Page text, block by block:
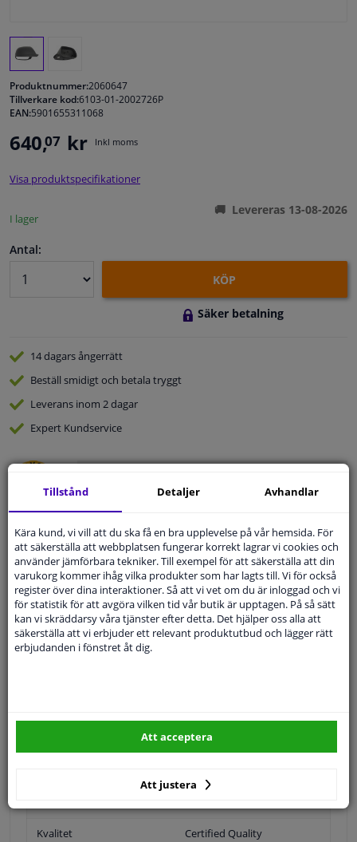
Fönster & Tillbehör
Bilvård & Tillbehör
Sensorer & Elsystem
Produktnummer:2060647
Tillverkare kod:6103-01-2002726P
EAN:5901655311068
640,07 kr Inkl moms
Visa produktspecifikationer
I lager
Levereras 13-08-2026
Antal:
KÖP
Säker betalning
14 dagarsångerrätt
Beställ smidigt och betala tryggt
Leverans inom 2 dagar
Expert Kundservice
Ställ din fråga hos våra produktspecialister.
Modellmatchande garanti, Hitta rätt bildelar.
Fyll i ditt registreringsnummer ellerVälj din bil.
Kvalitet Certified Quality
Tillstånd Detaljer Avhandlar
Kära kund, vi vill att du ska få en bra upplevelse på vår hemsida. För
att säkerställa att webbplatsen fungerar korrekt lagrar vi cookies och
använder jämförbara tekniker. Till exempel för att säkerställa att din
varukorg kommer ihåg vilka produkter som har lagts till. Vi för också
register över dina interaktioner. Så att vi vet om du är inloggad och vi
för statistik för att avgöra vilken tid vår butik är upptagen. På så sätt
kan vi skräddarsy våra tjänster efter detta. Det hjälper oss alla att
säkerställa att vi erbjuder ett relevant produktutbud och lägger rätt
erbjudanden i fönstret åt dig.
Att justera
Att acceptera